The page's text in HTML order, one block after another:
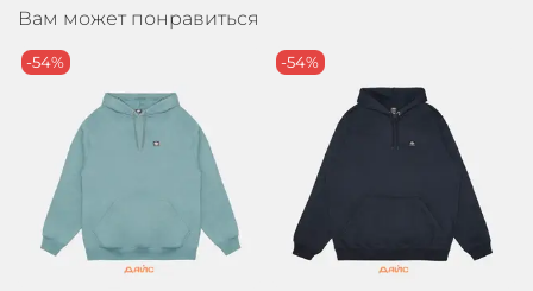
Вам может понравиться
-54% -54%